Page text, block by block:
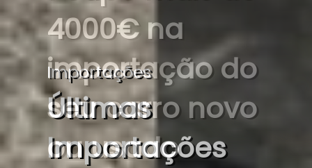
Importações
Últimas
Importações